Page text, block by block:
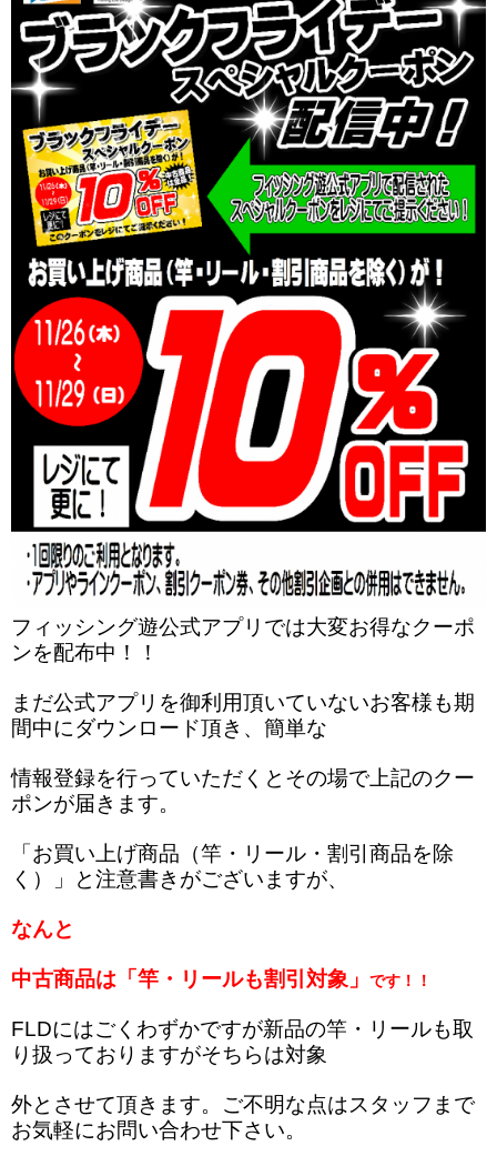
フィッシング遊公式アプリでは大変お得なクーポ
ンを配布中！！
まだ公式アプリを御利用頂いていないお客様も期
間中にダウンロード頂き、簡単な
情報登録を行っていただくとその場で上記のクー
ポンが届きます。
「お買い上げ商品（竿・リール・割引商品を除
く）」と注意書きがございますが、
なんと
中古商品は「竿・リールも割引対象」 です！！
FLDにはごくわずかですが新品の竿・リールも取
り扱っておりますがそちらは対象
外とさせて頂きます。ご不明な点はスタッフまで
お気軽にお問い合わせ下さい。